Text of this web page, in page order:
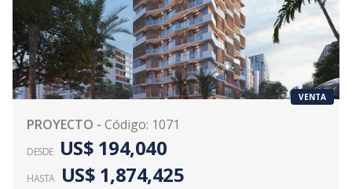
VENTA
PROYECTO - Código: 1071
DESDE US$ 194,040
HASTA US$ 1,874,425